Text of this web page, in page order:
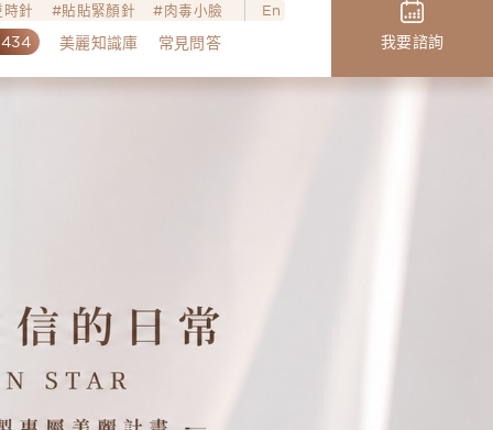
針 貼貼緊顏針 肉毒小臉 En
美麗知識庫 常見問答 我要諮詢